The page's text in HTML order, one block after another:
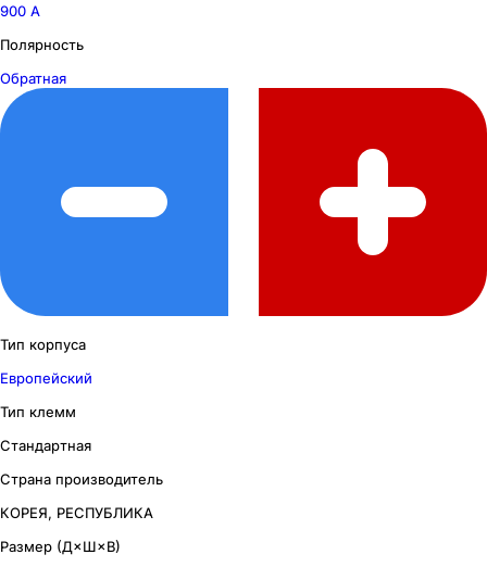
900 А
Полярность
Обратная
Тип корпуса
Европейский
Тип клемм
Стандартная
Страна производитель
КОРЕЯ, РЕСПУБЛИКА
Размер (Д×Ш×В)